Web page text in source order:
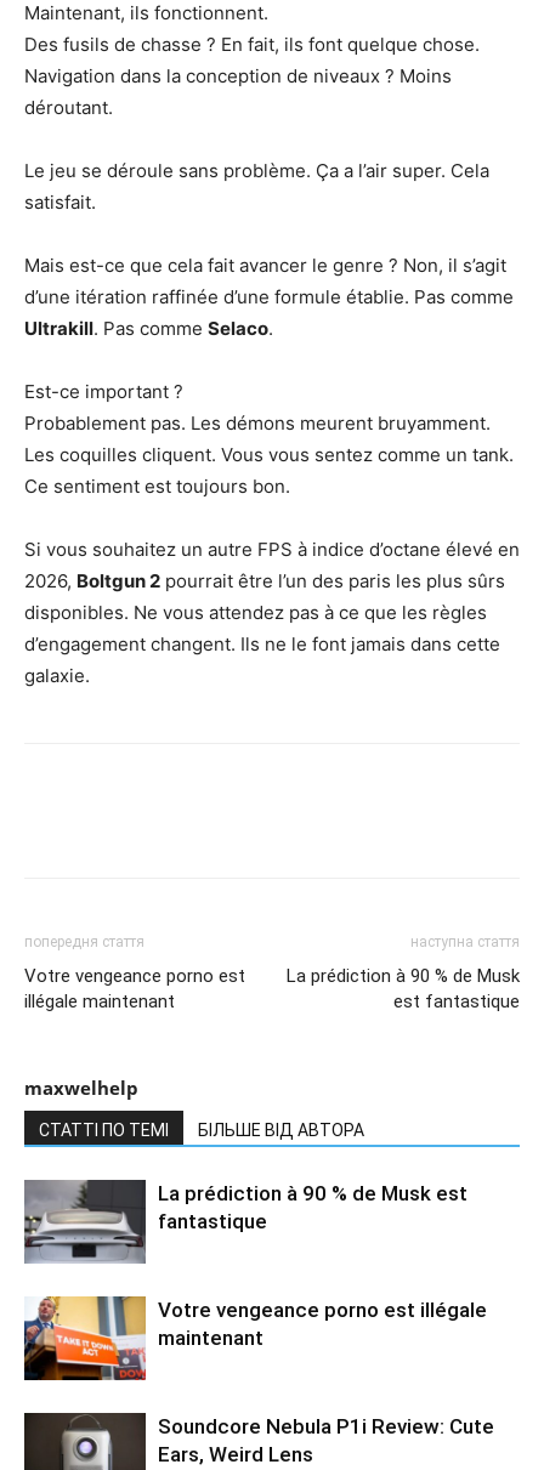
Maintenant, ils fonctionnent.
Des fusils de chasse ? En fait, ils font quelque chose.
Navigation dans la conception de niveaux ? Moins
déroutant.
Le jeu se déroule sans problème. Ça a l’air super. Cela
satisfait.
Mais est-ce que cela fait avancer le genre ? Non, il s’agit
d’une itération raffinée d’une formule établie. Pas comme
Ultrakill. Pas comme Selaco.
Est-ce important ?
Probablement pas. Les démons meurent bruyamment.
Les coquilles cliquent. Vous vous sentez comme un tank.
Ce sentiment est toujours bon.
Si vous souhaitez un autre FPS à indice d’octane élevé en
2026, Boltgun 2 pourrait être l’un des paris les plus sûrs
disponibles. Ne vous attendez pas à ce que les règles
d’engagement changent. Ils ne le font jamais dans cette
galaxie.
попередня стаття
Votre vengeance porno est
illégale maintenant
наступна стаття
La prédiction à 90 % de Musk
est fantastique
maxwelhelp
СТАТТІ ПО ТЕМІ БІЛЬШЕ ВІД АВТОРА
La prédiction à 90 % de Musk est
fantastique
Votre vengeance porno est illégale
maintenant
Soundcore Nebula P1i Review: Cute
Ears, Weird Lens